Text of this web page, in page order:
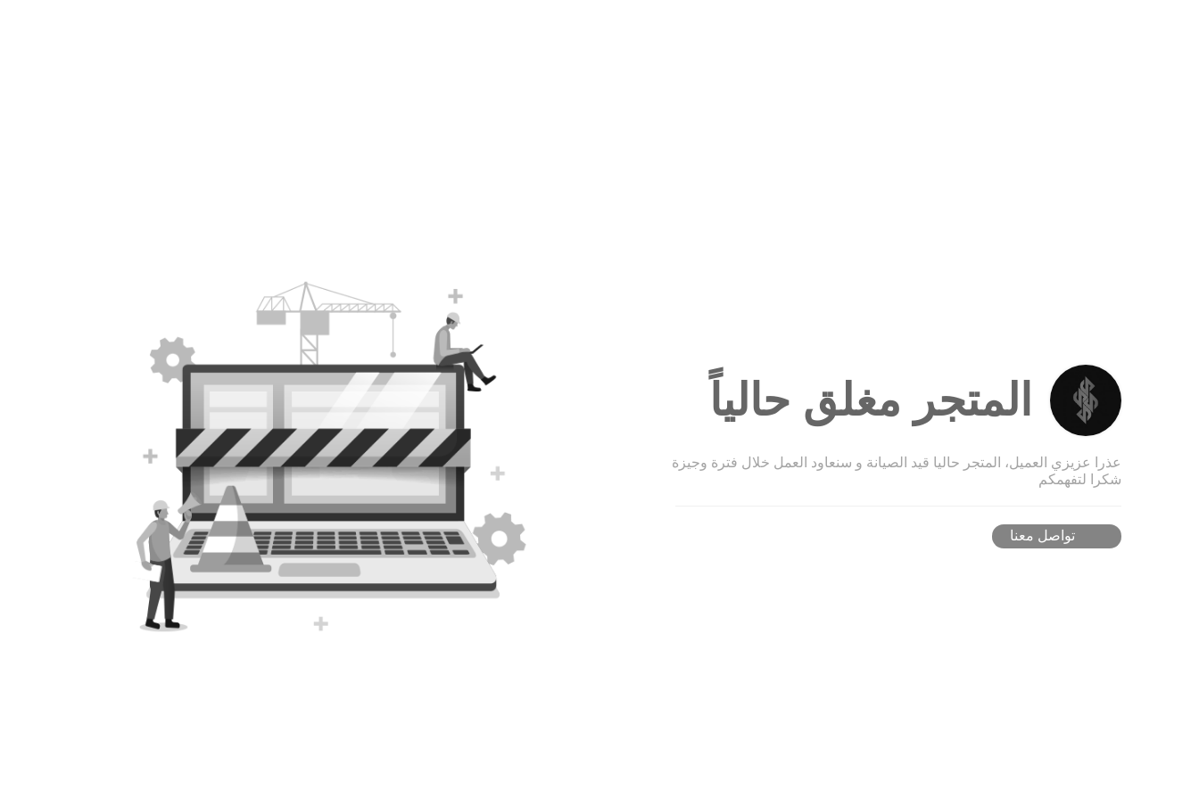
المتجر مغلق حالياً
عذرا عزيزي العميل، المتجر حاليا قيد الصيانة و سنعاود العمل خلال فترة وجيزة
شكرا لتفهمكم
تواصل معنا